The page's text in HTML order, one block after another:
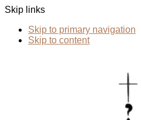
Skip links
Skip to primary navigation
Skip to content